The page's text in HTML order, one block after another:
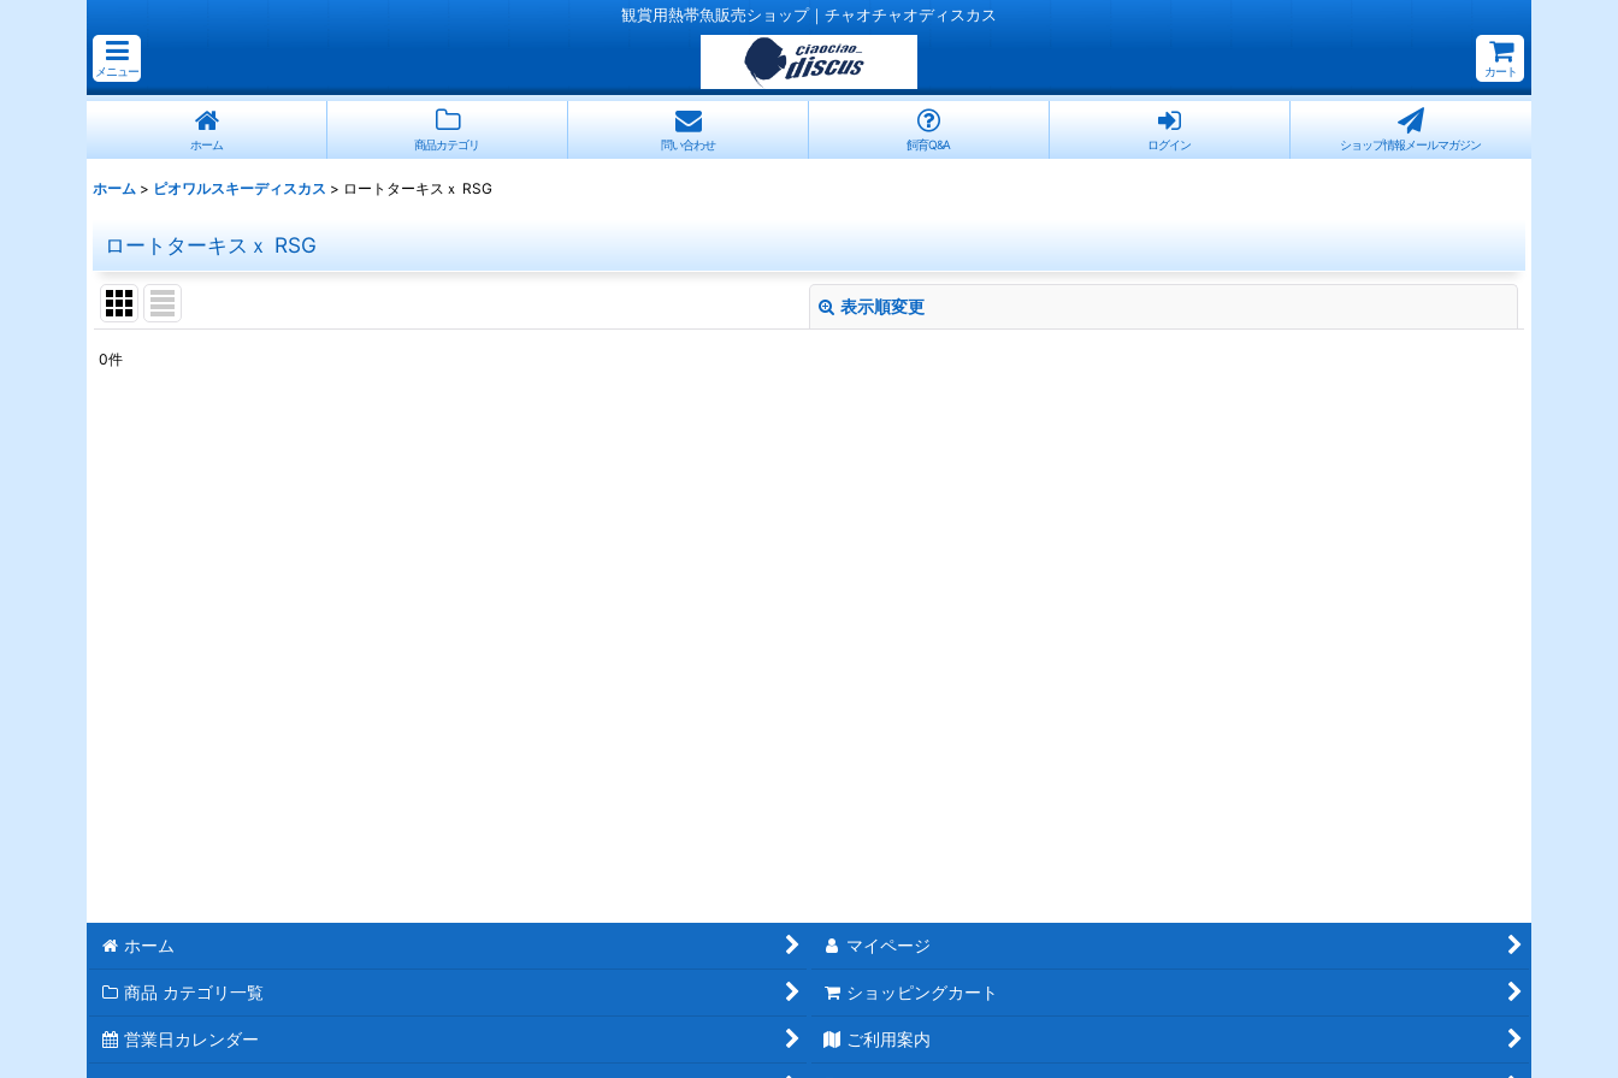
観賞用熱帯魚販売ショップ｜チャオチャオディスカス
メニュー カート
ホーム 商品カテゴリ 問い合わせ 飼育Q&A ログイン ショップ情報メールマガジン
ホーム > ピオワルスキーディスカス > ロートターキスｘ RSG
ロートターキスｘ RSG
表示順変更
0件
ホーム マイページ
商品 カテゴリ一覧 ショッピングカート
営業日カレンダー ご利用案内